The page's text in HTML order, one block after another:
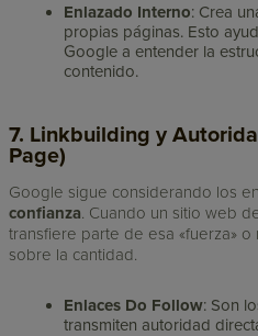
Enlazado Interno: Crea
propias páginas. Esto
Google a entender la
contenido.
7. Linkbuilding y
Page)
Google sigue considerando los
confianza . Cuando un sitio web
transfiere parte de esa «fuerza»
sobre la cantidad.
Enlaces Do Follow: Son
transmiten autoridad